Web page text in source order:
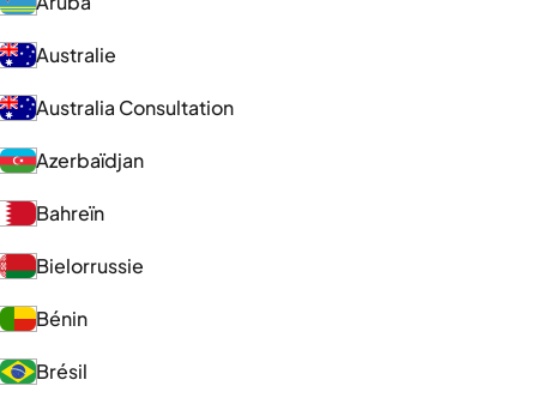
Australie
Australia Consultation
Azerbaïdjan
Bahreïn
Bielorrussie
Bénin
Brésil